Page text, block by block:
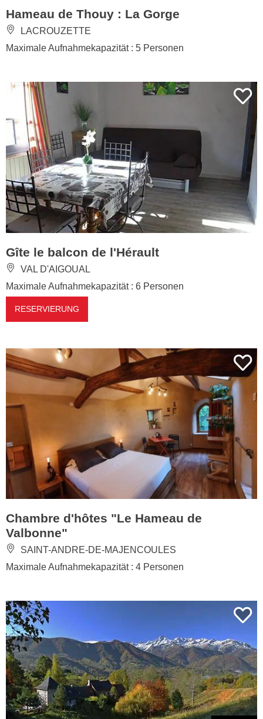
Hameau de Thouy : La Gorge
LACROUZETTE
Maximale Aufnahmekapazität : 5 Personen
Gîte le balcon de l'Hérault
VAL D'AIGOUAL
Maximale Aufnahmekapazität : 6 Personen
RESERVIERUNG
Chambre d'hôtes "Le Hameau de
Valbonne"
SAINT-ANDRE-DE-MAJENCOULES
Maximale Aufnahmekapazität : 4 Personen